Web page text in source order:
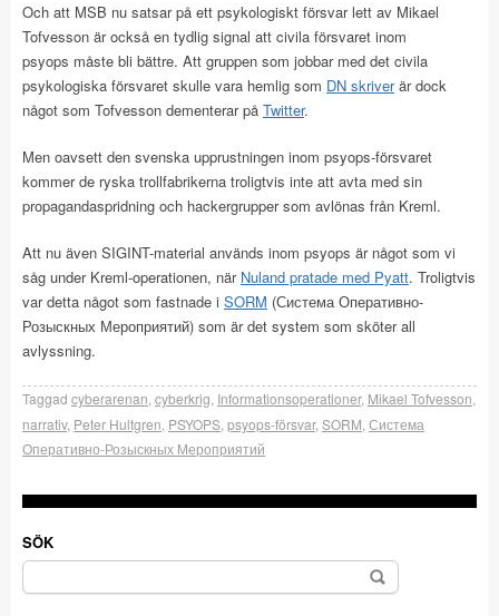
Och att MSB nu satsar på ett psykologiskt försvar lett av Mikael
Tofvesson är också en tydlig signal att civila försvaret inom
psyops måste bli bättre. Att gruppen som jobbar med det civila
psykologiska försvaret skulle vara hemlig som DN skriverär dock
något som Tofvesson dementerar på Twitter.
Men oavsett den svenska upprustningen inom psyops-försvaret
kommer de ryska trollfabrikerna troligtvis inte att avta med sin
propagandaspridning och hackergrupper som avlönas från Kreml.
Att nu även SIGINT-material används inom psyops är något som vi
såg under Kreml-operationen, när Nuland pratade med Pyatt. Troligtvis
var detta något som fastnade i SORM (Система Оперативно-
Розыскных Мероприятий) som är det system som sköter all
avlyssning.
Taggad cyberarenan,cyberkrig, Informationsoperationer, Mikael Tofvesson,
narrativ, Peter Hultgren, PSYOPS,psyops-försvar,SORM,Система
Оперативно-Розыскных Мероприятий
SÖK
Sök
efter: